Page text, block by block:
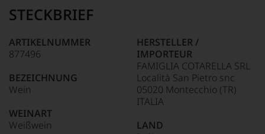
85–89 Punkte:
Unter 85 Punkte:
edlen
der
Welt,
wie
ein
anderer.
dokumentieren
wir
89-80 Punkte:
79-70
69-60
unter
Weinliebhabern
unter
Feinschmeckern
beliebte
Magazin
wurde
1980
in
Österreich
STECKBRIEF
ARTIKELNUMMER
877496
BEZEICHNUNG
Wein
WEINART
Weißwein
HERSTELLER /
IMPORTEUR
FAMIGLIA COTARELLA SRL
Località San Pietro snc
05020 Montecchio (TR)
ITALIA
LAND